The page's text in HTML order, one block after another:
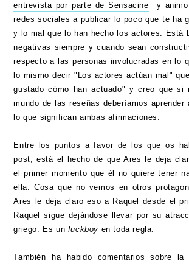
entrevista por parte de Sensacine y
redes sociales a publicar lo poco que te ha
y lo mal que lo han hecho los actores. Está
negativas siempre y cuando sean
respecto a las personas involucradas en lo
lo mismo decir "Los actores actúan mal"
gustado cómo han actuado" y creo que si
mundo de las reseñas deberíamos aprender
lo que significan ambas afirmaciones.
Entre los puntos a favor de los que os
post, está el hecho de que Ares le deja
el primer momento que él no quiere tener
ella. Cosa que no vemos en otros
Ares le deja claro eso a Raquel desde el
Raquel sigue dejándose llevar por su
griego. Es un fuckboy en toda regla.
También ha habido comentarios sobre